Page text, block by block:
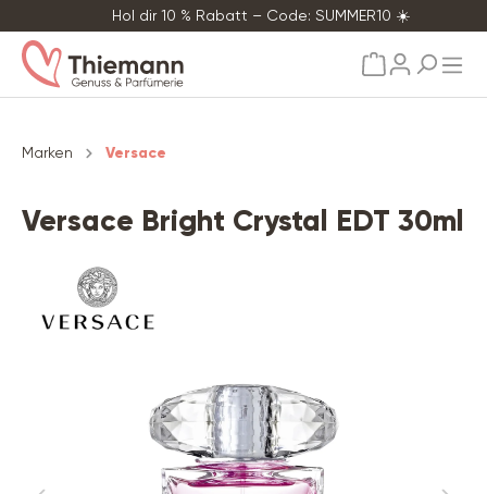
Hol dir 10 % Rabatt – Code: SUMMER10 ☀️
Marken Versace
Versace Bright Crystal EDT 30ml
Bildergalerie überspringen